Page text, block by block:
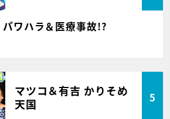
ワハラ＆医療事故!?
マツコ＆有吉 かりそめ
天国
5